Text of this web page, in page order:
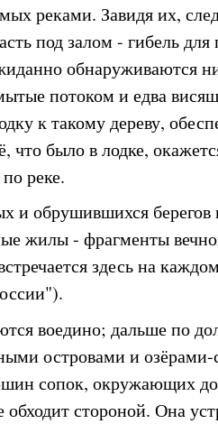
реками. Завидя их,
под залом - гибель
обнаруживаются
потоком и едва
к такому дереву,
что было в лодке,
реке.
и обрушившихся берегов
жилы - фрагменты
здесь на
воедино; дальше по
островами и озёрами-
сопок, окружающих
обходит стороной. Она